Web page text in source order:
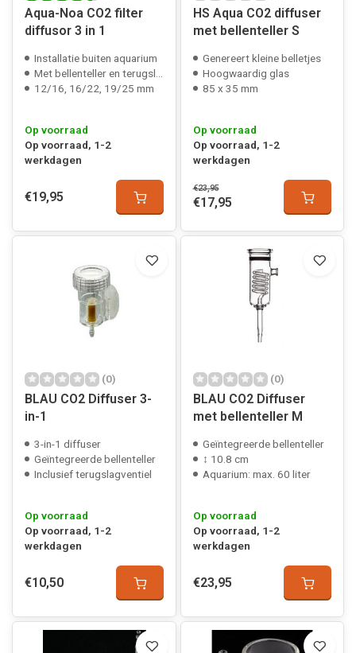
Aqua-Noa CO2 filter
diffusor 3 in 1
Installatie buiten aquarium
Met bellenteller en terugslagventiel
12/16, 16/22, 19/25 mm
Op voorraad
Op voorraad, 1-2
werkdagen
€19,95
HS Aqua CO2 diffuser
met bellenteller S
Genereert kleine belletjes
Hoogwaardig glas
85 x 35 mm
Op voorraad
Op voorraad, 1-2
werkdagen
€23,95
€17,95
(0)
BLAU CO2 Diffuser 3-
in-1
3-in-1 diffuser
Geïntegreerde bellenteller
Inclusief terugslagventiel
Op voorraad
Op voorraad, 1-2
werkdagen
€10,50
(0)
BLAU CO2 Diffuser
met bellenteller M
Geïntegreerde bellenteller
↕ 10.8 cm
Aquarium: max. 60 liter
Op voorraad
Op voorraad, 1-2
werkdagen
€23,95